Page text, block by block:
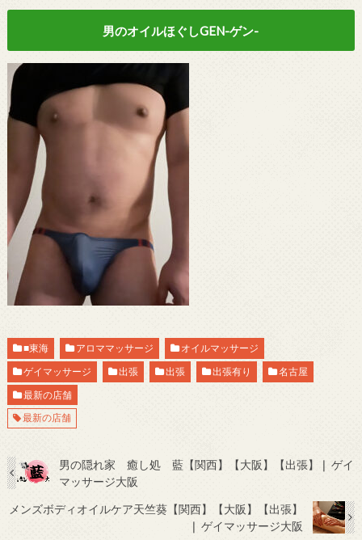
男のオイルほぐしGEN-ゲン-
■東海 アロママッサージ
オイルマッサージ
ゲイマッサージ
出張 出張 出張有り
名古屋
最新の店舗
最新の店舗
男の隠れ家 癒し処 藍【関西】【大阪】【出張】❘ ゲイ
マッサージ大阪
メンズボディオイルケア天竺葵【関西】【大阪】【出張】
❘ ゲイマッサージ大阪